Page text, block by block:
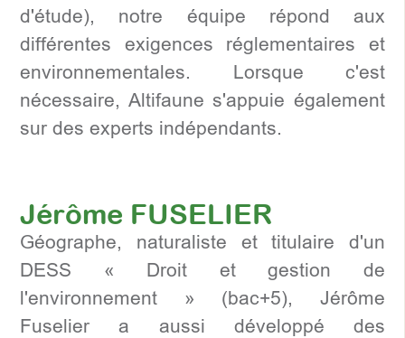
d'étude), notre équipe répond aux
différentes exigences réglementaires et
environnementales. Lorsque c'est
nécessaire, Altifaune s'appuie également
sur des experts indépendants.
Jérôme FUSELIER
Géographe, naturaliste et titulaire d'un
DESS « Droit et gestion de
l'environnement » (bac+5), Jérôme
Fuselier a aussi développé des